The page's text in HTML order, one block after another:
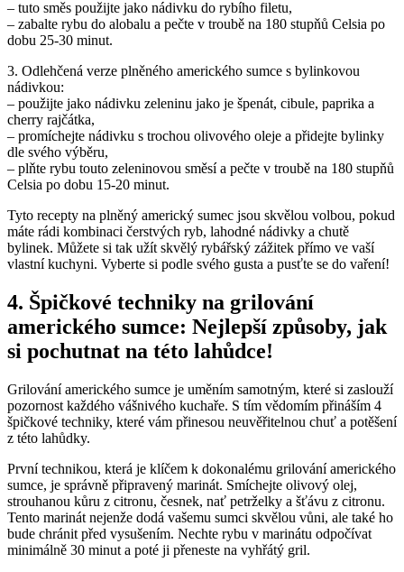
– tuto směs použijte jako nádivku do rybího filetu,
– zabalte rybu do alobalu a pečte v troubě na 180 stupňů Celsia po
dobu 25-30 minut.
3. Odlehčená verze plněného amerického sumce s bylinkovou
nádivkou:
– použijte jako nádivku zeleninu jako je špenát, cibule, paprika a
cherry rajčátka,
– promíchejte nádivku s trochou olivového oleje a přidejte bylinky
dle svého výběru,
– plňte rybu touto zeleninovou směsí a pečte v troubě na 180 stupňů
Celsia po dobu 15-20 minut.
Tyto recepty na plněný americký sumec jsou skvělou volbou, pokud
máte rádi kombinaci čerstvých ryb, lahodné nádivky a chutě
bylinek. Můžete si tak užít skvělý rybářský zážitek přímo ve vaší
vlastní kuchyni. Vyberte si podle svého gusta a pusťte se do vaření!
4. Špičkové techniky na grilování
amerického sumce: Nejlepší způsoby, jak
si pochutnat na této lahůdce!
Grilování amerického sumce je uměním samotným, které si zaslouží
pozornost každého vášnivého kuchaře. S tím vědomím přináším 4
špičkové techniky, které vám přinesou neuvěřitelnou chuť a potěšení
z této lahůdky.
První technikou, která je klíčem k dokonalému grilování amerického
sumce, je správně připravený marinát. Smíchejte olivový olej,
strouhanou kůru z citronu, česnek, nať petrželky a šťávu z citronu.
Tento marinát nejenže dodá vašemu sumci skvělou vůni, ale také ho
bude chránit před vysušením. Nechte rybu v marinátu odpočívat
minimálně 30 minut a poté ji přeneste na vyhřátý gril.